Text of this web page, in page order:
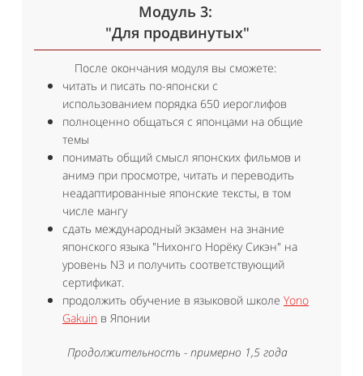
Модуль 3:
"Для продвинутых"
После окончания модуля вы сможете:
читать и писать по-японски с
использованием порядка 650 иероглифов
полноценно общаться с японцами на общие
темы
понимать общий смысл японских фильмов и
анимэ при просмотре, читать и переводить
неадаптированные японские тексты, в том
числе мангу
сдать международный экзамен на знание
японского языка "Нихонго Норёку Сикэн" на
уровень N3 и получить соответствующий
сертификат.
продолжить обучение в языковой школе Yono
Gakuin в Японии
Продолжительность - примерно 1,5 года